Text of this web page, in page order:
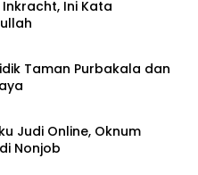
Ini Kata
Taman Purbakala dan
Judi Online, Oknum
Nonjob